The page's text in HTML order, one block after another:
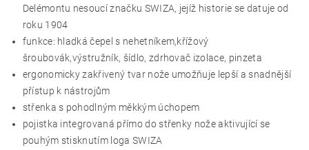
Delémontu nesoucí značku SWIZA, jejíž historie se datuje od
roku 1904
funkce: hladká čepel s nehetníkem,křížový
šroubovák,výstružník, šídlo, zdrhovač izolace, pinzeta
ergonomicky zakřivený tvar nože umožňuje lepší a snadnější
přístup k nástrojům
střenka s pohodlným měkkým úchopem
pojistka integrovaná přímo do střenky nože aktivující se
pouhým stisknutím loga SWIZA